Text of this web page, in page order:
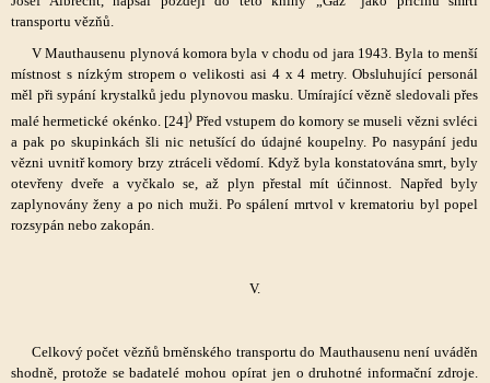
transportu vězňů.
V Mauthausenu plynová komora byla v chodu od jara 1943. Byla to menší
místnost s nízkým stropem o velikosti asi 4 x 4 metry. Obsluhující personál
měl při sypání krystalků jedu plynovou masku. Umírající vězně sledovali přes
malé hermetické okénko. [24])Před vstupem do komory se museli vězni svléci
a pak po skupinkách šli nic netušící do údajné koupelny. Po nasypání jedu
vězni uvnitř komory brzy ztráceli vědomí. Když byla konstatována smrt, byly
otevřeny dveře a vyčkalo se, až plyn přestal mít účinnost. Napřed byly
zaplynovány ženy a po nich muži. Po spálení mrtvol v krematoriu byl popel
rozsypán nebo zakopán.
V.
Celkový počet vězňů brněnského transportu do Mauthausenu není uváděn
shodně, protože se badatelé mohou opírat jen o druhotné informační zdroje.